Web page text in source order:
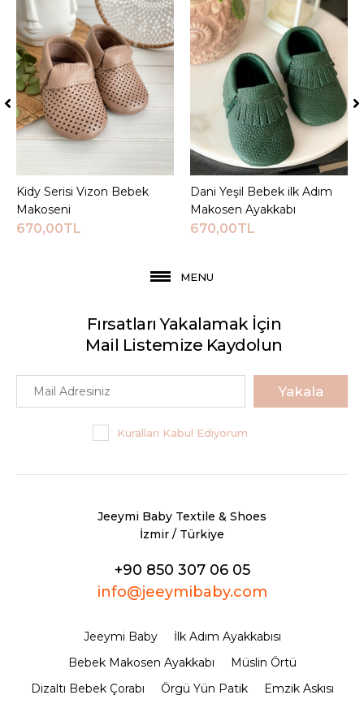
Sepete Ekle
Kidy Serisi Vizon Bebek
Makoseni
670,00TL
Sepete Ekle
Dani Yeşil Bebek ilk Adım
Makosen Ayakkabı
670,00TL
MENU
Fırsatları Yakalamak İçin
Mail Listemize Kaydolun
Yakala
Kuralları Kabul Ediyorum
Jeeymi Baby Textile & Shoes
İzmir / Türkiye
+90 850 307 06 05
info@jeeymibaby.com
Jeeymi Baby
İlk Adım Ayakkabısı
Bebek Makosen Ayakkabı
Müslin Örtü
Dizaltı Bebek Çorabı
Örgü Yün Patik
Emzik Askısı